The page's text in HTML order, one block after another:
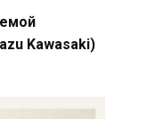
Kawasaki)